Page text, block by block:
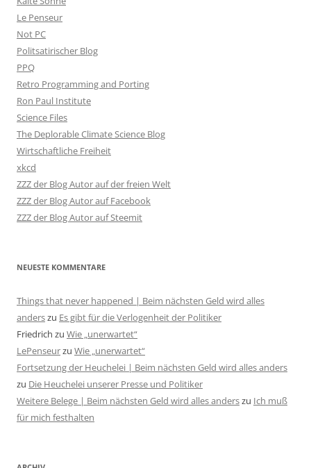
Le Penseur
Not PC
Politsatirischer Blog
PPQ
Retro Programming and Porting
Ron Paul Institute
Science Files
The Deplorable Climate Science Blog
Wirtschaftliche Freiheit
xkcd
ZZZ der Blog Autor auf der freien Welt
ZZZ der Blog Autor auf Facebook
ZZZ der Blog Autor auf Steemit
NEUESTE KOMMENTARE
Things that never happened | Beim nächsten Geld wird alles
anderszu Es gibt für die Verlogenheit der Politiker
Friedrich zu Wie „unerwartet“
LePenseurzu Wie „unerwartet“
Fortsetzung der Heuchelei | Beim nächsten Geld wird alles anders
zu Die Heuchelei unserer Presse und Politiker
Weitere Belege | Beim nächsten Geld wird alles anderszu Ich muß
für mich festhalten